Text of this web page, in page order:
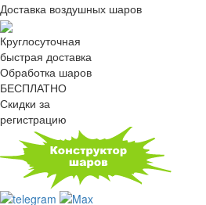
Доставка воздушных шаров
Круглосуточная
быстрая доставка
Обработка шаров
БЕСПЛАТНО
Скидки за
регистрацию